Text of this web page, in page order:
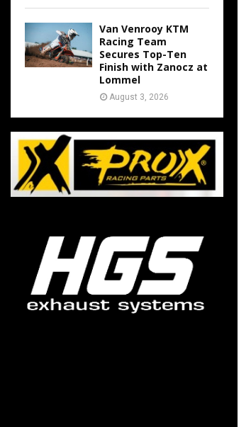
Van Venrooy KTM
Racing Team
Secures Top-Ten
Finish with Zanocz at
Lommel
August 3, 2026